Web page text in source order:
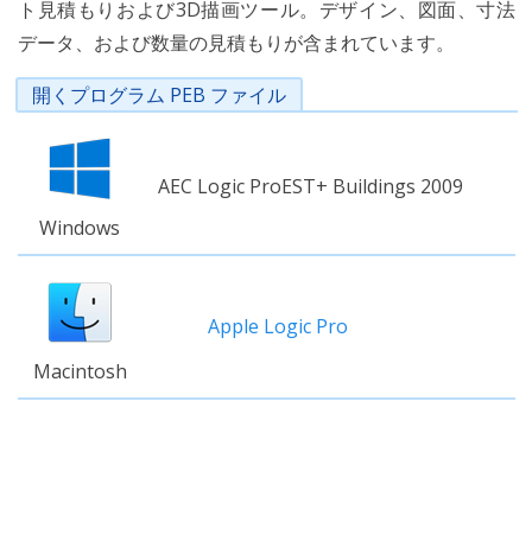
ト見積もりおよび3D描画ツール。デザイン、図面、寸法
データ、および数量の見積もりが含まれています。
開くプログラム PEB ファイル
Windows
AEC Logic ProEST+ Buildings 2009
Macintosh
Apple Logic Pro